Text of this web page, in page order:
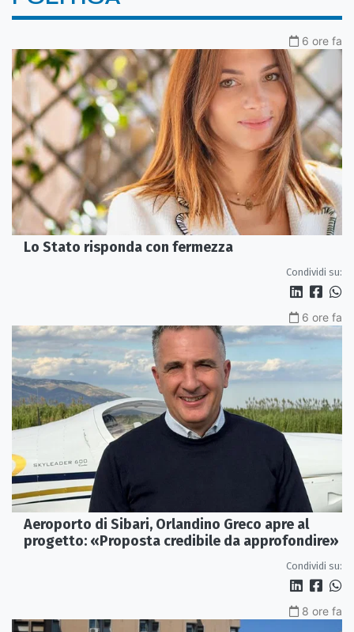
6 ore fa
Lo Stato risponda con fermezza
Condividi su:
6 ore fa
Aeroporto di Sibari, Orlandino Greco apre al
progetto: «Proposta credibile da approfondire»
Condividi su:
8 ore fa